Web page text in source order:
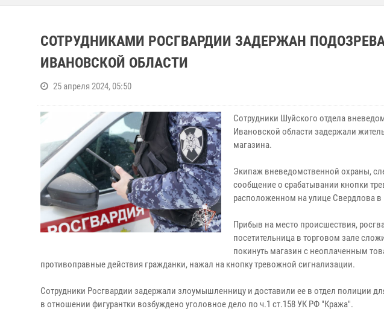
СОТРУДНИКАМИ РОСГВАРДИИ ЗАДЕРЖАН
ИВАНОВСКОЙ ОБЛАСТИ
25 апреля 2024, 05:50
Сотрудники Шуйского отдела
Ивановской области задержали
магазина.
Экипаж вневедомственной охраны,
сообщение о срабатывании кнопки
расположенном на улице Свердлова в
Прибыв на место происшествия,
посетительница в торговом зале
покинуть магазин с неоплаченным
противоправные действия гражданки, нажал на кнопку тревожной сигнализации.
Сотрудники Росгвардии задержали злоумышленницу и доставили ее в отдел полиции
в отношении фигурантки возбуждено уголовное дело по ч.1 ст.158 УК РФ "Кража".